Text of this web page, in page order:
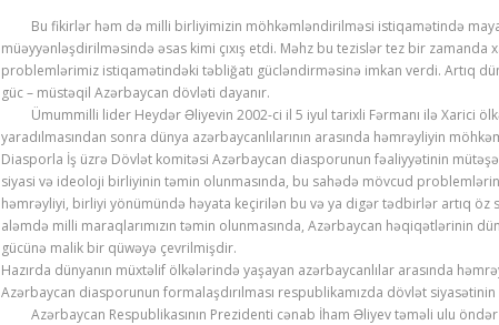
Bu fikirlər həm də milli birliyimizin möhkəmləndirilməsi istiqamətində
müəyyənləşdirilməsində əsas kimi çıxış etdi. Məhz bu tezislər tez bir zamanda
problemlərimiz istiqamətindəki təbliğatı gücləndirməsinə imkan verdi. Artıq
güc – müstəqil Azərbaycan dövləti dayanır.
Ümummilli lider Heydər Əliyevin 2002-ci il 5 iyul tarixli Fərmanı ilə Xarici
yaradılmasından sonra dünya azərbaycanlılarının arasında həmrəyliyin
Diasporla İş üzrə Dövlət komitəsi Azərbaycan diasporunun fəaliyyətinin
siyasi və ideoloji birliyinin təmin olunmasında, bu sahədə mövcud problemlərin
həmrəyliyi, birliyi yönümündə həyata keçirilən bu və ya digər tədbirlər artıq
aləmdə milli maraqlarımızın təmin olunmasında, Azərbaycan həqiqətlərinin
gücünə malik bir qüwəyə çevrilmişdir.
Hazırda dünyanın müxtəlif ölkələrində yaşayan azərbaycanlılar arasında
Azərbaycan diasporunun formalaşdırılması respublikamızda dövlət
Azərbaycan Respublikasının Prezidenti cənab İham Əliyev təməli ulu